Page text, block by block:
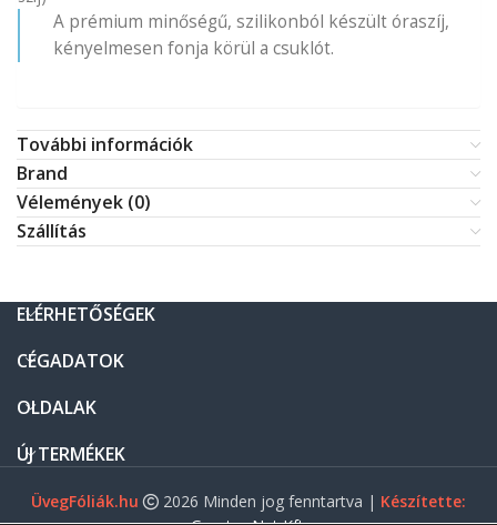
A prémium minőségű, szilikonból készült óraszíj,
kényelmesen fonja körül a csuklót.
További információk
Brand
Vélemények (0)
Szállítás
ELÉRHETŐSÉGEK
CÉGADATOK
OLDALAK
ÚJ TERMÉKEK
ÜvegFóliák.hu 2026 Minden jog fenntartva | Készítette: